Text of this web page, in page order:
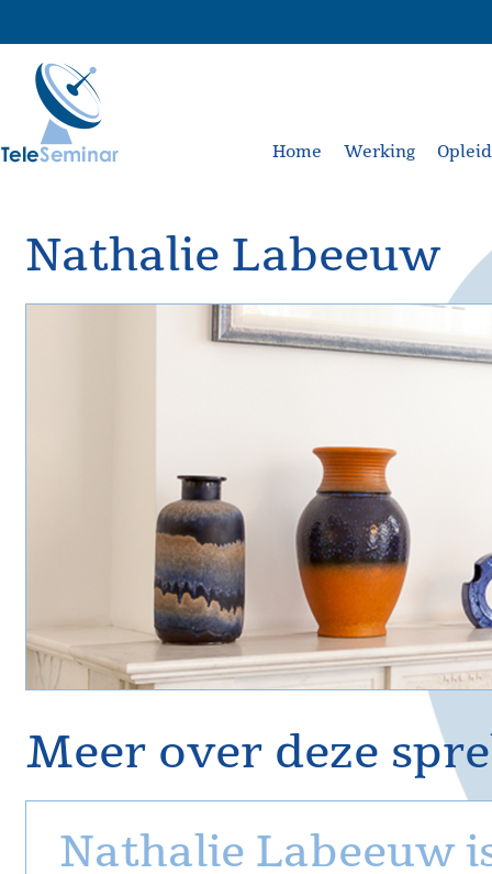
Home Werking
Nathalie Labeeuw
Meer over deze
Nathalie Labeeuw